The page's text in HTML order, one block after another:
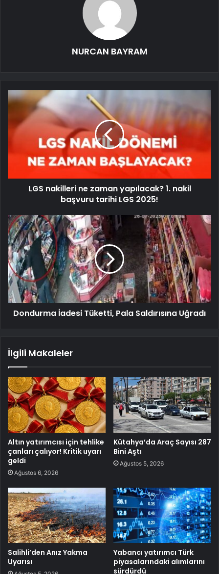
NURCAN BAYRAM
LGS nakilleri ne zaman yapılacak? 1. nakil
başvuru tarihi LGS 2025!
Dondurma İadesi Tüketti, Pala Saldırısına Uğradı
İlgili Makaleler
Altın yatırımcısı için tehlike
çanları çalıyor! Kritik uyarı
geldi
Ağustos 6, 2026
Kütahya’da Araç Sayısı 287
Bini Aştı
Ağustos 5, 2026
Salihli’den Anız Yakma
Uyarısı
Yabancı yatırımcı Türk
piyasalarındaki alımlarını
sürdürdü